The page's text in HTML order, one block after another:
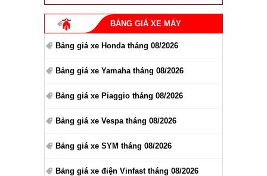
BẢNG GIÁ XE MÁY
Bảng giá xe Honda tháng 08/2026
Bảng giá xe Yamaha tháng 08/2026
Bảng giá xe Piaggio tháng 08/2026
Bảng giá xe Vespa tháng 08/2026
Bảng giá xe SYM tháng 08/2026
Bảng giá xe điện Vinfast tháng 08/2026